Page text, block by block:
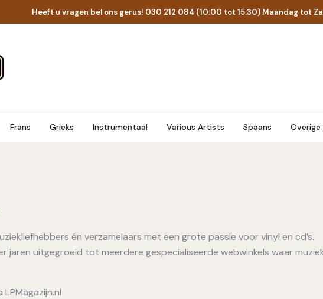
Heeft u vragen bel ons gerus! 030 212 084 (10:00 tot 15:30) Maandag tot
Frans Grieks Instrumentaal Various Artists Spaans Overige
én verzamelaars met een grote passie voor vinyl en cd’s.
jaren uitgegroeid tot meerdere gespecialiseerde webwinkels waar